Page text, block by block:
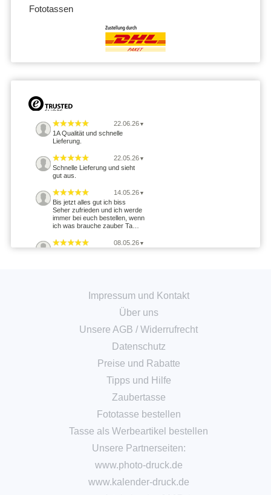
Fototassen
22.06.26 ▼
1A Qualität und schnelle
Lieferung.
22.05.26 ▼
Schnelle Lieferung und sieht
gut aus.
14.05.26 ▼
Bis jetzt alles gut ich biss
Seher zufrieden und ich werde
immer bei euch bestellen, wenn
ich was brauche zauber Ta…
08.05.26 ▼
reagiert und die Tassen kamen
Hier werden alle Hebel in
29.12.25▼
Alles bestens. Schnelle
Bearbeitung und Versand.
Impressum und Kontakt
Über uns
Unsere AGB /Widerrufrecht
Datenschutz
Preise und Rabatte
Tipps und Hilfe
Zaubertasse
Fototasse bestellen
Tasse als Werbeartikel bestellen
Unsere Partnerseiten:
www.photo-druck.de
www.kalender-druck.de